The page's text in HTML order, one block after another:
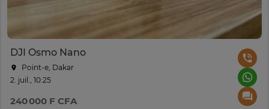
DJI Osmo Nano
Point-e, Dakar
2. juil., 10:25
240 000 F CFA